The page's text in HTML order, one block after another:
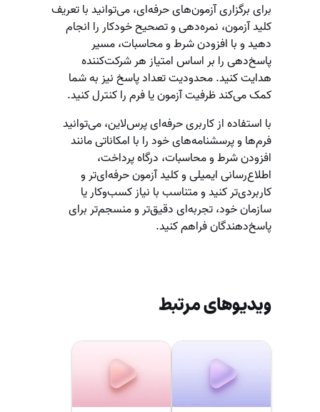
برای برگزاری آزمون‌های حرفه‌ای، می‌توانید با تعریف
کلید آزمون، نمره‌دهی و تصحیح خودکار را انجام
دهید و با افزودن شرط و محاسبات، مسیر
پاسخ‌دهی را بر اساس امتیاز هر شرکت‌کننده
هدایت کنید. محدودیت تعداد پاسخ نیز به شما
کمک می‌کند ظرفیت آزمون یا فرم را کنترل کنید.
با استفاده از کاربری حرفه‌ای پرس‌لاین، می‌توانید
فرم‌ها و پرسشنامه‌های خود را با امکاناتی مانند
افزودن شرط و محاسبات، درگاه پرداخت،
اطلاع‌رسانی ایمیلی و کلید آزمون حرفه‌ای‌تر و
کاربردی‌تر کنید و متناسب با نیاز کسب‌وکار یا
سازمان خود، تجربه‌ای دقیق‌تر و منسجم‌تر برای
پاسخ‌دهندگان فراهم کنید.
ویدیوهای مرتبط